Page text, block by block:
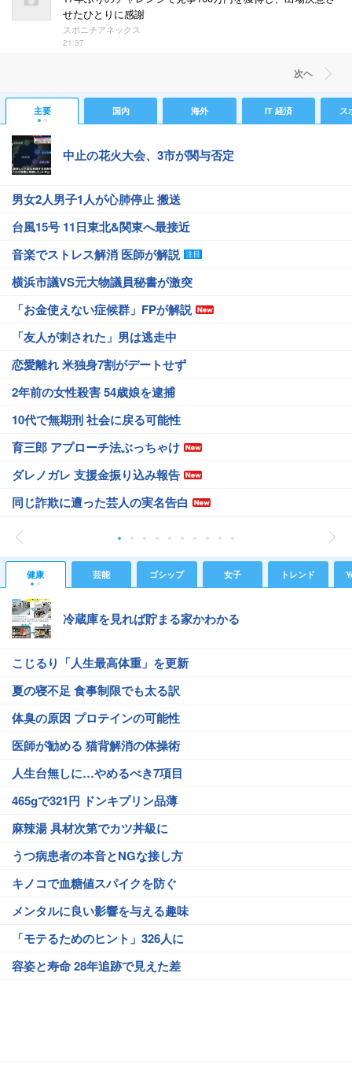
せたひとりに感謝
スポニチアネックス
21:37
次ヘ
主要 国内 海外 IT 経済 ス
中止の花火大会、3市が関与否定
男女2人男子1人が心肺停止 搬送
台風15号 11日東北&関東へ最接近
音楽でストレス解消 医師が解説
横浜市議VS元大物議員秘書が激突
「お金使えない症候群」FPが解説
「友人が刺された」男は逃走中
恋愛離れ 米独身7割がデートせず
2年前の女性殺害 54歳娘を逮捕
10代で無期刑 社会に戻る可能性
育三郎 アプローチ法ぶっちゃけ
ダレノガレ 支援金振り込み報告
同じ詐欺に遭った芸人の実名告白
健康 芸能 ゴシップ 女子 トレンド
冷蔵庫を見れば貯まる家かわかる
こじるり「人生最高体重」を更新
夏の寝不足 食事制限でも太る訳
体臭の原因 プロテインの可能性
医師が勧める 猫背解消の体操術
人生台無しに…やめるべき7項目
465gで321円 ドンキプリン品薄
麻辣湯 具材次第でカツ丼級に
うつ病患者の本音とNGな接し方
キノコで血糖値スパイクを防ぐ
メンタルに良い影響を与える趣味
「モテるためのヒント」326人に
容姿と寿命 28年追跡で見えた差